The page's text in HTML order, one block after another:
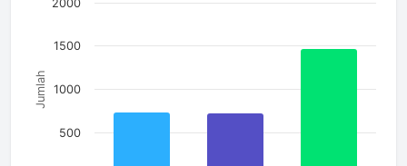
Jumlah
500
1000
1500
2000